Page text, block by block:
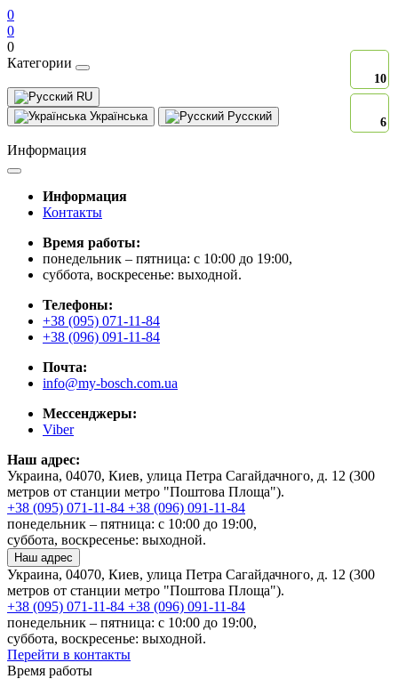
0
0
0
Категории
RU
Українська
Русский
Информация
Информация
Контакты
Время работы:
понедельник – пятница: с 10:00 до 19:00,
суббота, воскресенье: выходной.
Телефоны:
+38 (095) 071-11-84
+38 (096) 091-11-84
Почта:
info@my-bosch.com.ua
Мессенджеры:
Viber
Наш адрес:
Украина, 04070, Киев, улица Петра Сагайдачного, д. 12 (300
метров от станции метро "Поштова Площа").
+38 (095) 071-11-84 +38 (096) 091-11-84
понедельник – пятница: с 10:00 до 19:00,
суббота, воскресенье: выходной.
Наш адрес
Украина, 04070, Киев, улица Петра Сагайдачного, д. 12 (300
метров от станции метро "Поштова Площа").
+38 (095) 071-11-84 +38 (096) 091-11-84
понедельник – пятница: с 10:00 до 19:00,
суббота, воскресенье: выходной.
Перейти в контакты
Время работы
10
6